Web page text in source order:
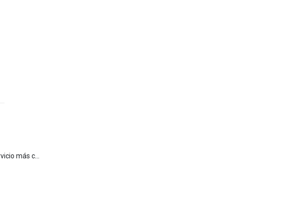
Contratamos un servicio de paseo en camello+ almuerzo y no nos dieron el almuerzo pagamos un servicio más caro y nos dieron el barato sin explicación alguna,ni nos miraron las entradas que llevaron